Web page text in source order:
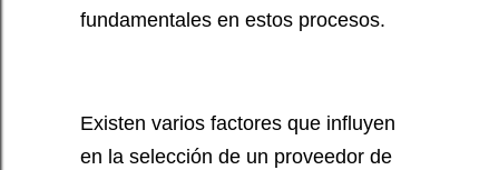
fundamentales en estos procesos.
Existen varios factores que influyen
en la selección de un proveedor de